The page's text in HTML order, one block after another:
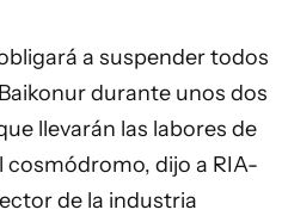
a suspender todos
durante unos dos
llevarán las labores de
dijo a RIA-
de la industria